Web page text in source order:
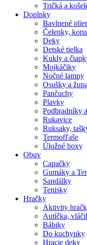
Tričká a
Doplnky
Bavlnené
Čelenky,
Deky
Detské tielka
Kukly a
Mojkáčiky
Nočné lampy
Osušky a
Pančuchy
Plavky
Podbradníky
Rukavice
Ruksaky,
Termofľaše
Úložné boxy
Obuv
Capačky
Gumáky a
Sandálky
Tenisky
Hračky
Aktivity
Autíčka,
Bábiky
Do kuchynky
Hracie deky